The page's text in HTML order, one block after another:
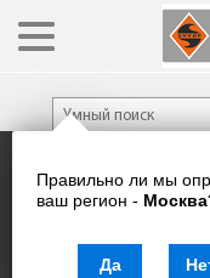
Правильно ли мы
ваш регион - Москва
Да
Каталог